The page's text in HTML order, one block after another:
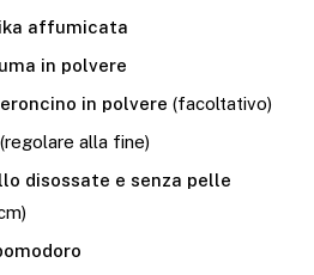
affumicata
in polvere
in polvere (facoltativo)
(regolare alla fine)
disossate e senza pelle